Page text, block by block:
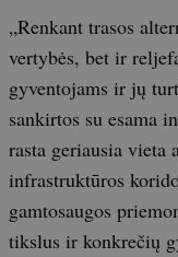
„Renkant trasos
vertybės, bet ir
gyventojams ir jų
sankirtos su esama
rasta geriausia vieta
infrastruktūros
gamtosaugos
tikslus ir konkrečių